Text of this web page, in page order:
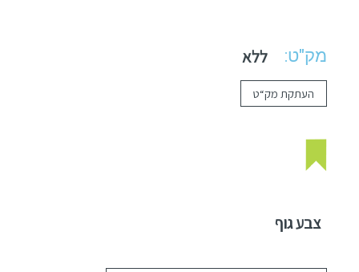
מק"ט: ללא
העתקת מק“ט
צבע גוף